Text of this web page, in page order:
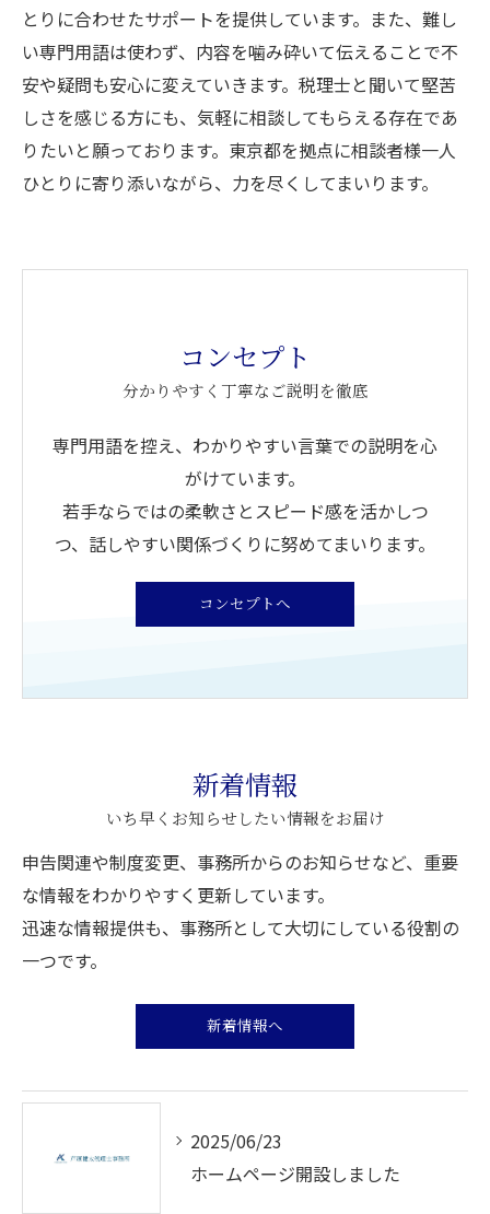
とりに合わせたサポートを提供しています。また、難し
い専門用語は使わず、内容を噛み砕いて伝えることで不
安や疑問も安心に変えていきます。税理士と聞いて堅苦
しさを感じる方にも、気軽に相談してもらえる存在であ
りたいと願っております。東京都を拠点に相談者様一人
ひとりに寄り添いながら、力を尽くしてまいります。
分かりやすく丁寧なご説明を徹底
コンセプト
専門用語を控え、わかりやすい言葉での説明を心
がけています。
若手ならではの柔軟さとスピード感を活かしつ
つ、話しやすい関係づくりに努めてまいります。
コンセプトへ
いち早くお知らせしたい情報をお届け
新着情報
申告関連や制度変更、事務所からのお知らせなど、重要
な情報をわかりやすく更新しています。
迅速な情報提供も、事務所として大切にしている役割の
一つです。
2025/06/23
ホームページ開設しました
新着情報へ